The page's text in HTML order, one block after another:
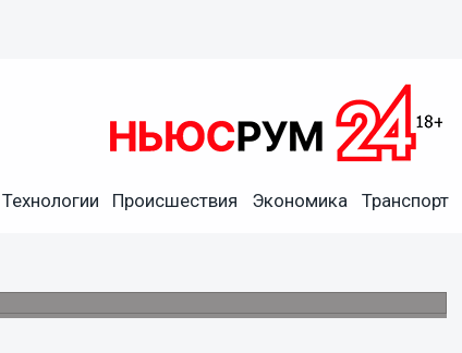
Технологии Происшествия Экономика Транспорт
вручили ордена